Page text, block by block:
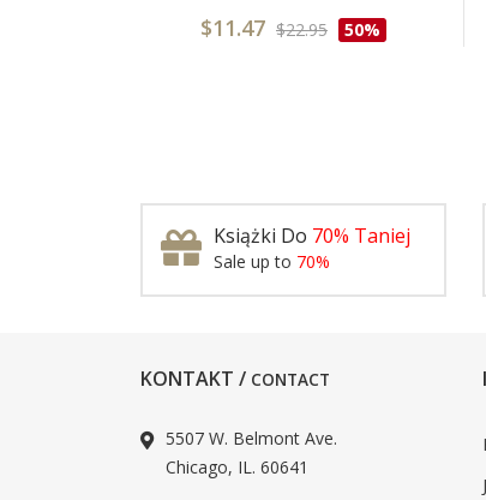
$11.47 $22.95 50%
Książki Do 70% Taniej
Sale up to 70%
KONTAKT / CONTACT
5507 W. Belmont Ave.
Chicago, IL. 60641